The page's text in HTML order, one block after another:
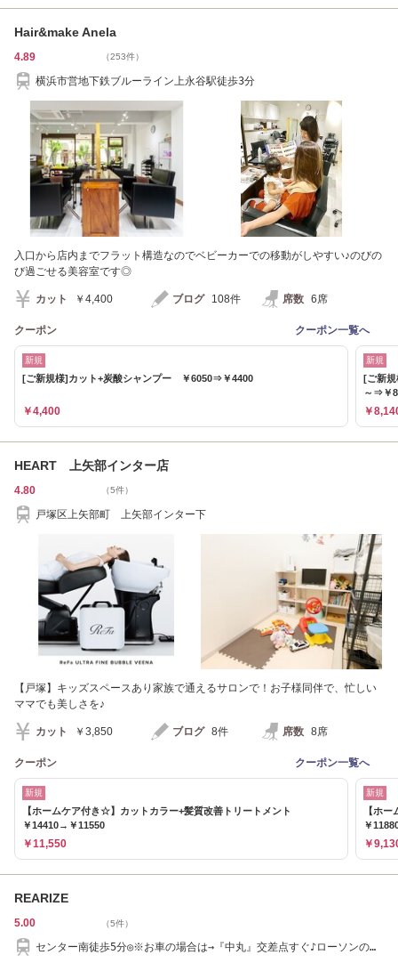
Hair&make Anela
4.89 （253件）
横浜市営地下鉄ブルーライン上永谷駅徒歩3分
入口から店内までフラット構造なのでベビーカーでの移動がしやすい♪のびの
び過ごせる美容室です◎
カット ￥4,400 ブログ 108件 席数 6席
クーポン クーポン一覧へ
新規
[ご新規様]カット+炭酸シャンプー ￥6050⇒￥4400
￥4,400
新規
[ご新
～⇒￥
￥
HEART 上矢部インター店
4.80 （5件）
戸塚区上矢部町 上矢部インター下
【戸塚】キッズスペースあり家族で通えるサロンで！お子様同伴で、忙しい
ママでも美しさを♪
カット ￥3,850 ブログ 8件 席数 8席
クーポン クーポン一覧へ
新規
【ホームケア付き☆】カットカラー+髪質改善トリートメント
￥14410→￥11550
￥11,550
新規
【ホ
￥
￥
REARIZE
5.00 （5件）
センター南徒歩5分◎※お車の場合は→『中丸』交差点すぐ♪ローソンの対